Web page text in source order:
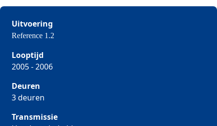
Uitvoering
Seat Ibiza iii, 1.2, 47 kW, Benzine, 3 deuren
Reference 1.2
Looptijd
2005 - 2006
Deuren
3 deuren
Transmissie